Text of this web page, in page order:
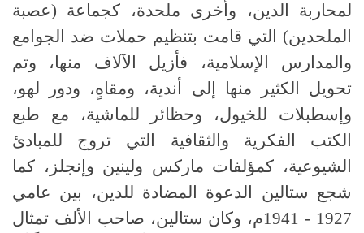
لمحاربة الدين، وأخرى ملحدة، كجماعة (عصبة
الملحدين) التي قامت بتنظيم حملات ضد الجوامع
والمدارس الإسلامية، فأزيل الآلاف منها، وتم
تحويل الكثير منها إلى أندية، ومقاهٍ، ودور لهو،
وإسطبلات للخيول، وحظائر للماشية، مع طبع
الكتب الفكرية والثقافية التي تروج للمبادئ
الشيوعية، كمؤلفات ماركس ولينين وإنجلز، كما
شجع ستالين الدعوة المضادة للدين، بين عامي
1927 - 1941م، وكان ستالين، صاحب الألف تمثال